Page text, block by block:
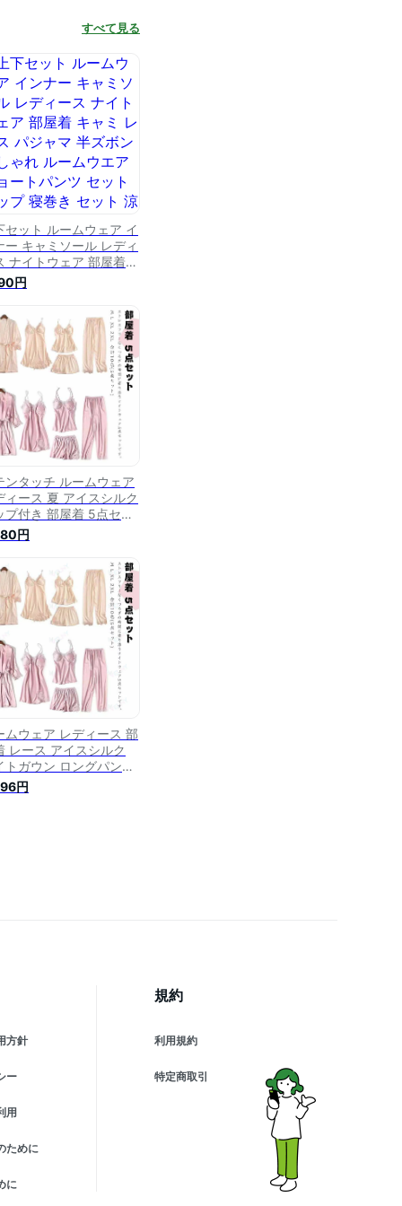
すべて見る
セット ルームウェア イ
ー キャミソール レディ
ナイトウェア 部屋着
ミ レース パジャマ 半
ン おしゃれ ルームウエ
ショートパンツ セットア
寝巻き セット 涼しい
いい セクシー 春 夏 送
料
円
ンタッチ ルームウェア
ィース 夏 アイスシルク
プ付き 部屋着 5点セッ
ジャマ キャミソール
トガウン ショートパン
ロングパンツ ワンピース
ジェリー セット ナイト
ア レース Vネック 上下
ト セクシー かわいい
円
ムウェア レディース 部
レース アイスシルク
トガウン ロングパンツ
ット パジャマ キャミ
ル ワンピース ショート
円
方針
ー
用
ために
に
規約
利用規約
特定商取引